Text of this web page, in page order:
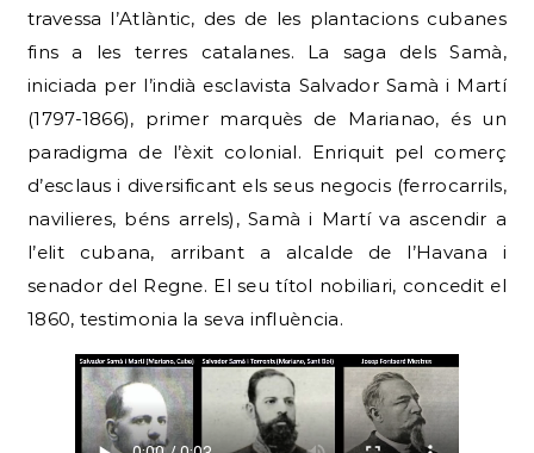
travessa l’Atlàntic, des de les plantacions cubanes
fins a les terres catalanes. La saga dels Samà,
iniciada per l’indià esclavista Salvador Samà i Martí
(1797-1866), primer marquès de Marianao, és un
paradigma de l’èxit colonial. Enriquit pel comerç
d’esclaus i diversificant els seus negocis (ferrocarrils,
navilieres, béns arrels), Samà i Martí va ascendir a
l’elit cubana, arribant a alcalde de l’Havana i
senador del Regne. El seu títol nobiliari, concedit el
1860, testimonia la seva influència.